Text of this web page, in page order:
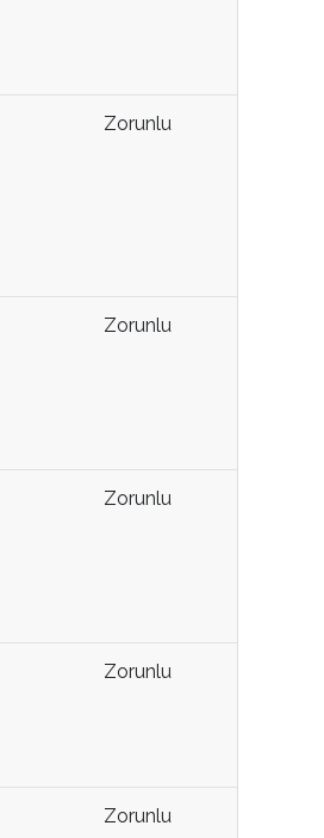
Zorunlu
Zorunlu
Zorunlu
Zorunlu
Zorunlu